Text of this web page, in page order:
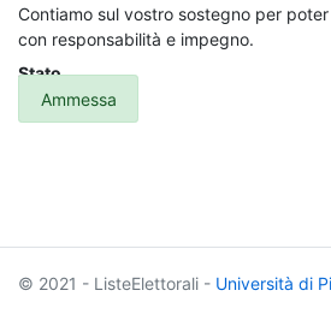
Contiamo sul vostro sostegno per
con responsabilità e impegno.
Stato
Ammessa
© 2021 - ListeElettorali - Università di